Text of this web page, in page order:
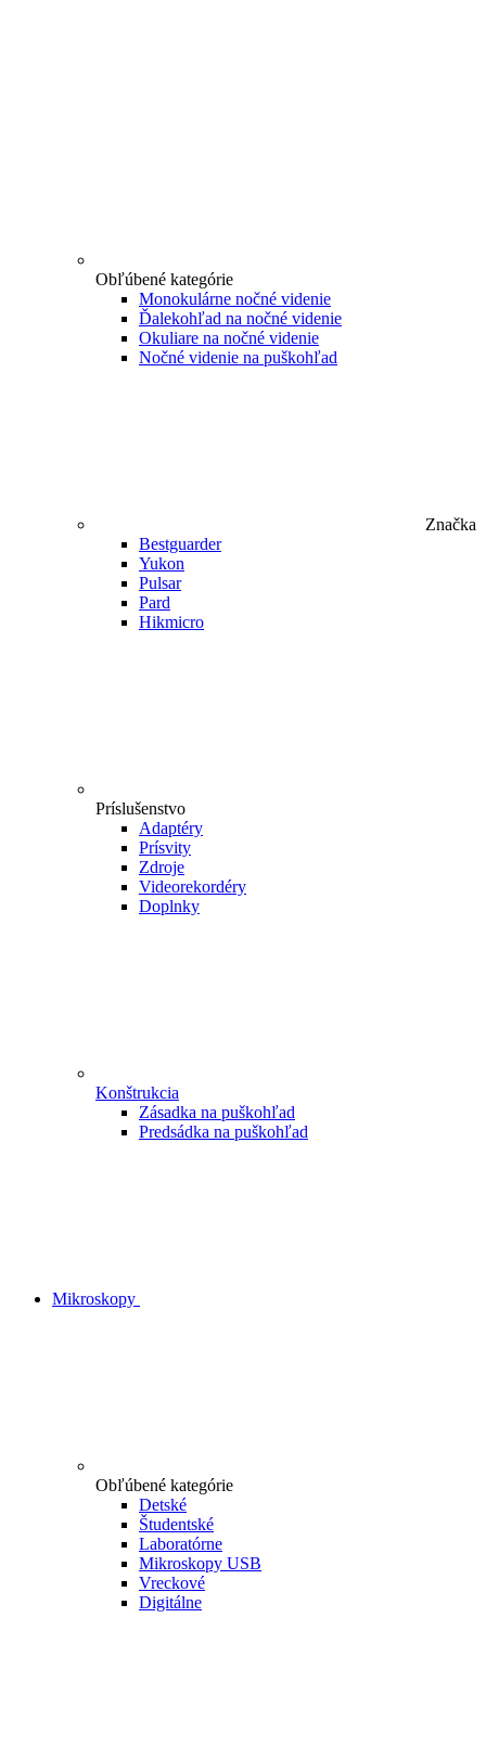
Obľúbené kategórie
Monokulárne nočné videnie
Ďalekohľad na nočné videnie
Okuliare na nočné videnie
Nočné videnie na puškohľad
Značka
Bestguarder
Yukon
Pulsar
Pard
Hikmicro
Príslušenstvo
Adaptéry
Prísvity
Zdroje
Videorekordéry
Doplnky
Konštrukcia
Zásadka na puškohľad
Predsádka na puškohľad
Mikroskopy
Obľúbené kategórie
Detské
Študentské
Laboratórne
Mikroskopy USB
Vreckové
Digitálne